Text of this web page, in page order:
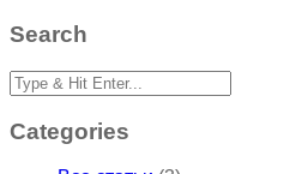
Search
Categories